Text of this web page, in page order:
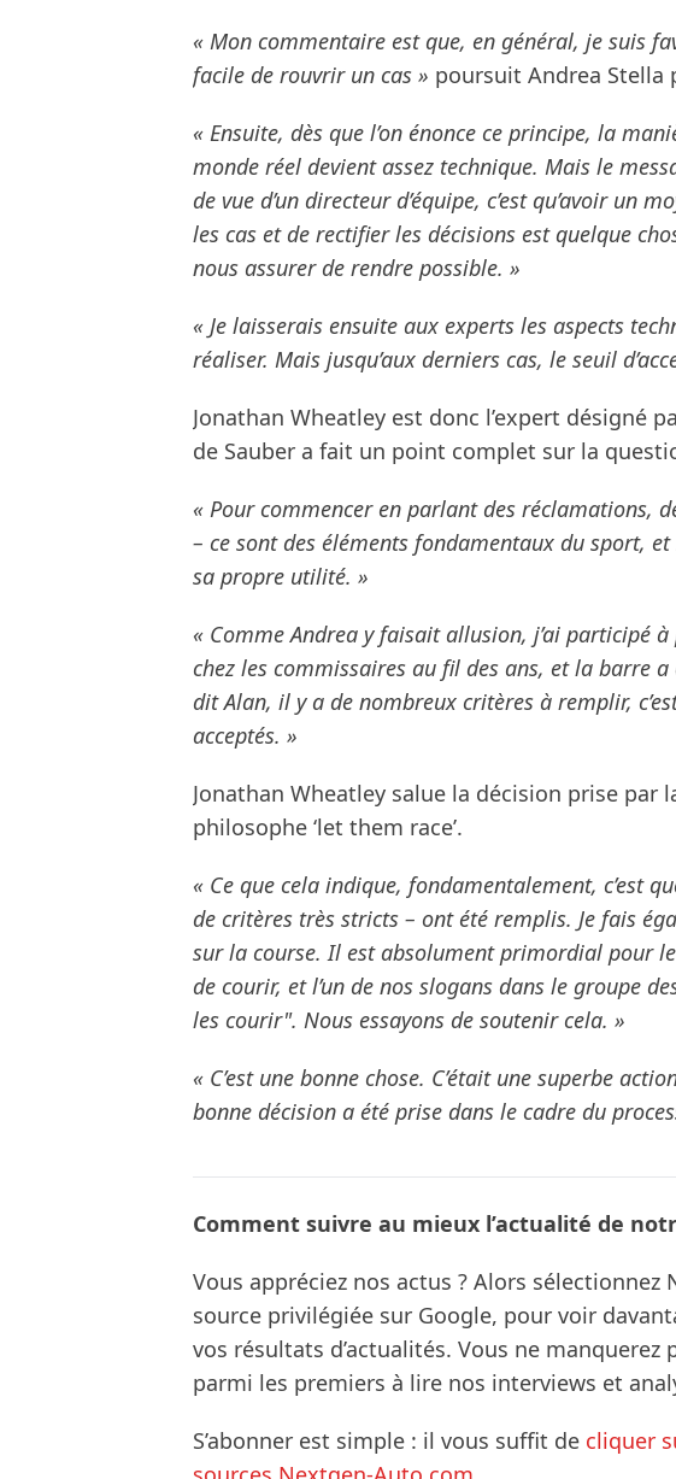
« Mon commentaire est que, en général, je suis
facile de rouvrir un cas » poursuit Andrea Stella
« Ensuite, dès que l’on énonce ce principe, la
monde réel devient assez technique. Mais le
de vue d’un directeur d’équipe, c’est qu’avoir un
les cas et de rectifier les décisions est quelque
nous assurer de rendre possible. »
« Je laisserais ensuite aux experts les aspects
réaliser. Mais jusqu’aux derniers cas, le seuil
Jonathan Wheatley est donc l’expert désigné
de Sauber a fait un point complet sur la
« Pour commencer en parlant des réclamations,
– ce sont des éléments fondamentaux du sport,
sa propre utilité. »
« Comme Andrea y faisait allusion, j’ai participé
chez les commissaires au fil des ans, et la barre a
dit Alan, il y a de nombreux critères à remplir,
acceptés. »
Jonathan Wheatley salue la décision prise par
philosophe ‘let them race’.
« Ce que cela indique, fondamentalement, c’est
de critères très stricts – ont été remplis. Je fais
sur la course. Il est absolument primordial pour
de courir, et l’un de nos slogans dans le groupe
les courir". Nous essayons de soutenir cela. »
« C’est une bonne chose. C’était une superbe
bonne décision a été prise dans le cadre du
Comment suivre au mieux l’actualité de
Vous appréciez nos actus ? Alors
source privilégiée sur Google, pour voir
vos résultats d’actualités. Vous ne
parmi les premiers à lire nos interviews et
S’abonner est simple : il vous suffit de cliquer